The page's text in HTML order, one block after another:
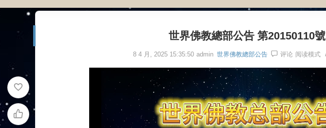
世界佛教總部公告 第20150110號
8 4 月, 2025 15:35:50 admin 世界佛教總部公告 评论 阅读模式